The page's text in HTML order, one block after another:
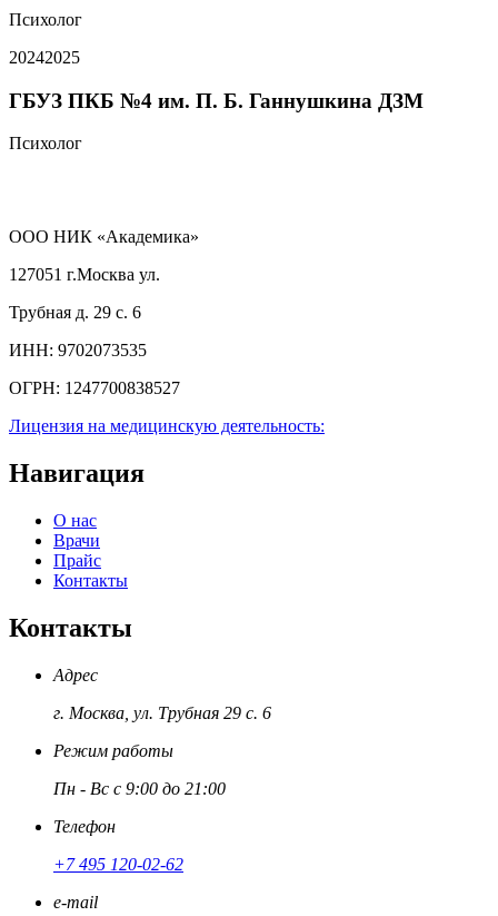
Психолог
20242025
ГБУЗ ПКБ №4 им. П. Б. Ганнушкина ДЗМ
Психолог
ООО НИК «Академика»
127051 г.Москва ул.
Трубная д. 29 с. 6
ИНН: 9702073535
ОГРН: 1247700838527
Лицензия на медицинскую деятельность:
Навигация
О нас
Врачи
Прайс
Контакты
Контакты
Адрес
г. Москва, ул. Трубная 29 с. 6
Режим работы
Пн - Вс с 9:00 до 21:00
Телефон
+7 495 120-02-62
e-mail